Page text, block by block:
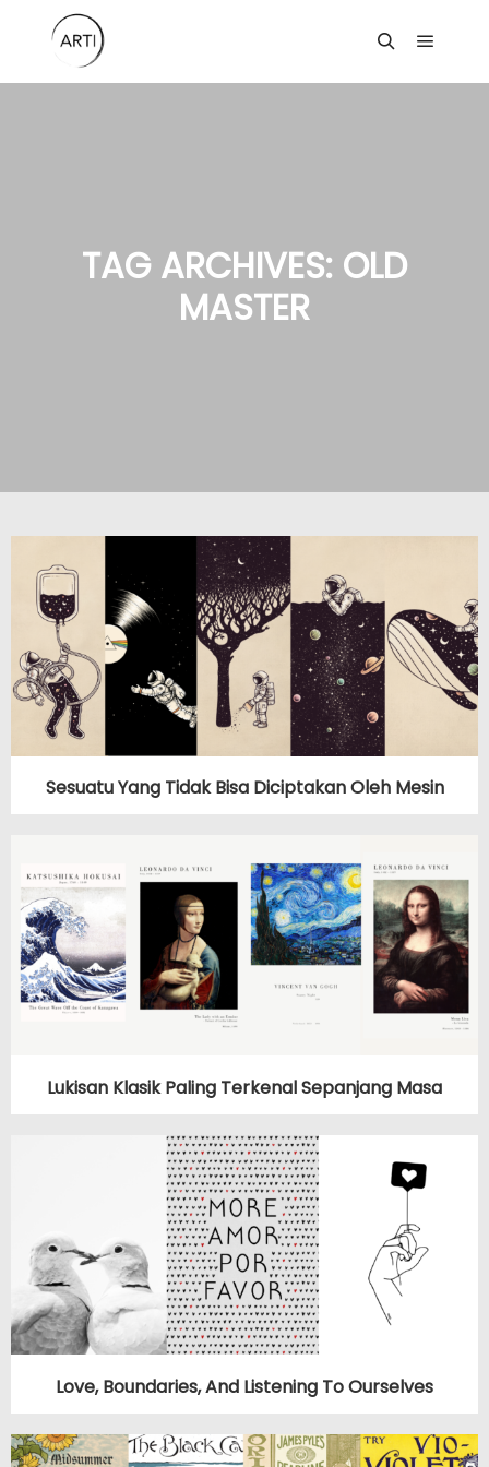
TAG ARCHIVES: OLD
MASTER
Sesuatu Yang Tidak Bisa Diciptakan Oleh Mesin
Lukisan Klasik Paling Terkenal Sepanjang Masa
Love, Boundaries, And Listening To Ourselves